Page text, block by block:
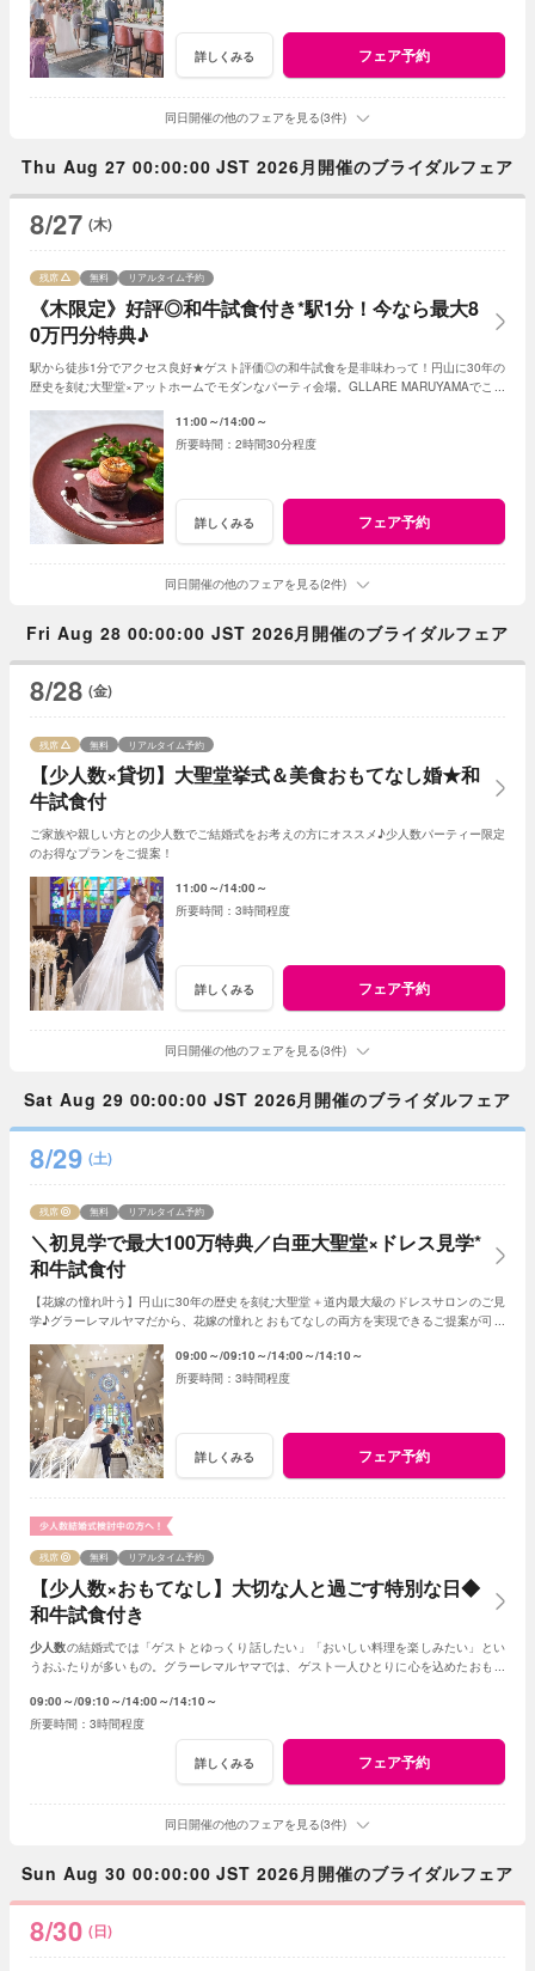
詳しくみる フェア予約
同日開催の他のフェアを見る(3件)
Thu Aug 27 00:00:00 JST 2026月開催のブライダルフェア
8/27 (木)
《木限定》好評◎和牛試食付き*駅1分！今なら最大8
0万円分特典♪
残席 無料 リアルタイム予約
駅から徒歩1分でアクセス良好★ゲスト評価◎の和牛試食を是非味わって！円山に30年の
歴史を刻む大聖堂×アットホームでモダンなパーティ会場。GLLARE MARUYAMAでこそ
11:00～ 14:00～
2時間30分程度
詳しくみる フェア予約
同日開催の他のフェアを見る(2件)
Fri Aug 28 00:00:00 JST 2026月開催のブライダルフェア
8/28 (金)
【少人数×貸切】大聖堂挙式＆美食おもてなし婚★和
牛試食付
残席 無料 リアルタイム予約
ご家族や親しい方との少人数でご結婚式をお考えの方にオススメ♪少人数パーティー限定
のお得なプランをご提案！
11:00～ 14:00～
3時間程度
詳しくみる フェア予約
同日開催の他のフェアを見る(3件)
Sat Aug 29 00:00:00 JST 2026月開催のブライダルフェア
8/29 (土)
＼初見学で最大100万特典／白亜大聖堂×ドレス見学*
和牛試食付
残席 無料 リアルタイム予約
【花嫁の憧れ叶う】円山に30年の歴史を刻む大聖堂＋道内最大級のドレスサロンのご見
学♪グラーレマルヤマだから、花嫁の憧れとおもてなしの両方を実現できるご提案が可能
09:00～ 09:10～ 14:00～ 14:10～
3時間程度
詳しくみる フェア予約
【少人数×おもてなし】大切な人と過ごす特別な日◆
和牛試食付き
残席 無料 リアルタイム予約
少人数の結婚式では「ゲストとゆっくり話したい」「おいしい料理を楽しみたい」とい
うおふたりが多いもの。グラーレマルヤマでは、ゲスト一人ひとりに心を込めたおもて
09:00～ 09:10～ 14:00～ 14:10～
3時間程度
詳しくみる フェア予約
同日開催の他のフェアを見る(3件)
Sun Aug 30 00:00:00 JST 2026月開催のブライダルフェア
8/30 (日)